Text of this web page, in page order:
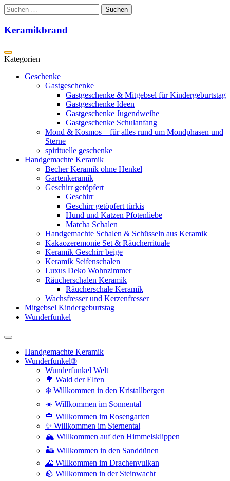
Zum
Inhalt
springen
Suchen
nach:
Keramikbrand
Geschenke
Gastgeschenke
Gastgeschenke & Mitgebsel für Kindergeburtstag
Gastgeschenke Ideen
Gastgeschenke Jugendweihe
Gastgeschenke Schulanfang
Mond & Kosmos – für alles rund um Mondphasen und
Sterne
spirituelle geschenke
Handgemachte Keramik
Becher Keramik ohne Henkel
Gartenkeramik
Geschirr getöpfert
Geschirr
Geschirr getöpfert türkis
Hund und Katzen Pfotenliebe
Matcha Schalen
Handgemachte Schalen & Schüsseln aus Keramik
Kakaozeremonie Set & Räucherrituale
Keramik Geschirr beige
Keramik Seifenschalen
Luxus Deko Wohnzimmer
Räucherschalen Keramik
Räucherschale Keramik
Wachsfresser und Kerzenfresser
Mitgebsel Kindergeburtstag
Wunderfunkel
Handgemachte Keramik
Wunderfunkel®
Wunderfunkel Welt
🌳 Wald der Elfen
❄️ Willkommen in den Kristallbergen
☀️ Willkommen im Sonnental
🌹 Willkommen im Rosengarten
✨ Willkommen im Sternental
🏔️ Willkommen auf den Himmelsklippen
🏜️ Willkommen in den Sanddünen
🌋 Willkommen im Drachenvulkan
🪨 Willkommen in der Steinwacht